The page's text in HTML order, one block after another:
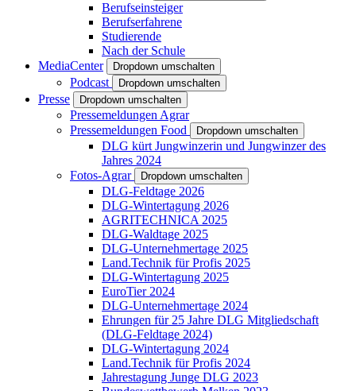
Berufseinsteiger
Berufserfahrene
Studierende
Nach der Schule
MediaCenter
Dropdown umschalten
Podcast Dropdown umschalten
Presse Dropdown umschalten
Pressemeldungen Agrar
Pressemeldungen Food
Dropdown umschalten
DLG kürt Jungwinzerin und Jungwinzer des
Jahres 2024
Fotos-Agrar
Dropdown umschalten
DLG-Feldtage 2026
DLG-Wintertagung 2026
AGRITECHNICA 2025
DLG-Waldtage 2025
DLG-Unternehmertage 2025
Land.Technik für Profis 2025
DLG-Wintertagung 2025
EuroTier 2024
DLG-Unternehmertage 2024
Ehrungen für 25 Jahre DLG Mitgliedschaft
(DLG-Feldtage 2024)
DLG-Wintertagung 2024
Land.Technik für Profis 2024
Jahrestagung Junge DLG 2023